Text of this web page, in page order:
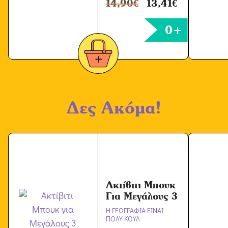
14,90€ 13,41€
0+
Δες Ακόμα!
Ακτίβιτι Μπουκ
Για Μεγάλους 3
Η ΓΕΩΓΡΑΦΙΑ ΕΙΝΑΙ
ΠΟΛΥ ΚΟΥΛ